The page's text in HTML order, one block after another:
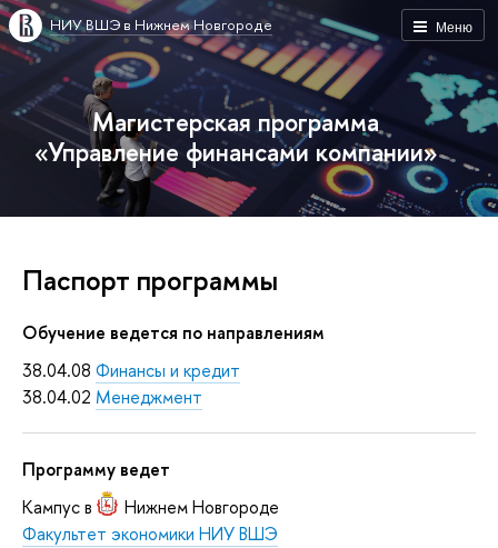
Меню
НИУ ВШЭ в Нижнем Новгороде
Магистерская программа
«Управление финансами компании»
Паспорт программы
Обучение ведется по направлениям
38.04.08 Финансы и кредит
38.04.02 Менеджмент
Программу ведет
Кампус в
Нижнем Новгороде
Факультет экономики НИУ ВШЭ